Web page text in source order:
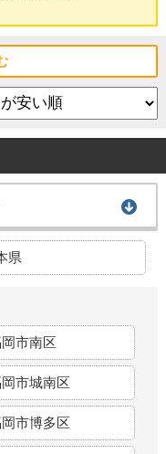
県
市南区
市城南区
市博多区